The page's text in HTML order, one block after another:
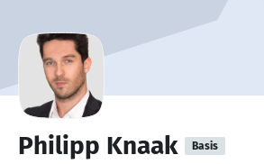
Philipp Knaak Basis